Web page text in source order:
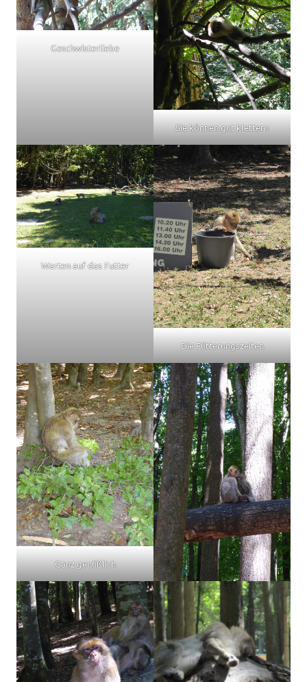
Geschwisterliebe
Sie können gut klettern
Warten auf das Futter
Die Fütterungszeiten
Ganz genüßlich